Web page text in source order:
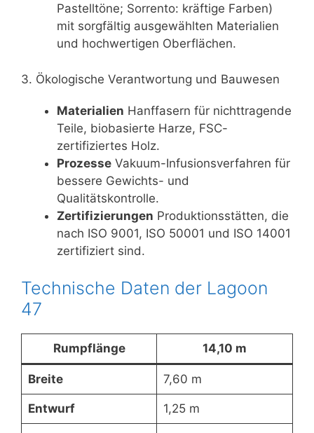
Pastelltöne; Sorrento: kräftige Farben)
mit sorgfältig ausgewählten Materialien
und hochwertigen Oberflächen.
3. Ökologische Verantwortung und Bauwesen
Materialien Hanffasern für nichttragende
Teile, biobasierte Harze, FSC-
zertifiziertes Holz.
Prozesse Vakuum-Infusionsverfahren für
bessere Gewichts- und
Qualitätskontrolle.
Zertifizierungen Produktionsstätten, die
nach ISO 9001, ISO 50001 und ISO 14001
zertifiziert sind.
Technische Daten der Lagoon
47
Rumpflänge 14,10 m
Breite 7,60 m
Entwurf 1,25 m